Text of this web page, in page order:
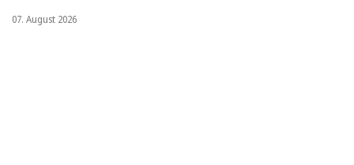
07. August 2026